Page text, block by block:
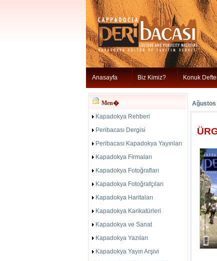
Anasayfa Biz Kimiz? Konuk
Men�
Kapadokya Rehberi
Peribacası Dergisi
Peribacası Kapadokya Yayınları
Kapadokya Firmaları
Kapadokya Fotoğrafları
Kapadokya Fotoğrafçıları
Kapadokya Haritaları
Kapadokya Karikatürleri
Kapadokya ve Sanat
Kapadokya Yazıları
Kapadokya Yayın Arşivi
Ağustos